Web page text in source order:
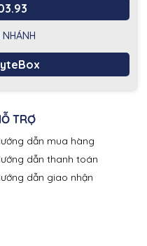
NHÁNH
TRỢ
dẫn mua hàng
dẫn thanh toán
dẫn giao nhận